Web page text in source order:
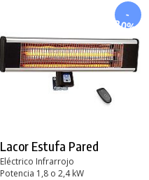
-
20%
Lacor Estufa Pared
Eléctrico Infrarrojo
Potencia 1,8 o 2,4 kW